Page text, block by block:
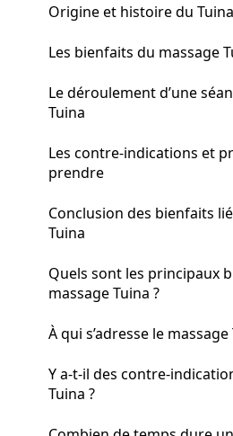
Origine et histoire du Tuina
Les bienfaits du massage
Le déroulement d’une
Tuina
Les contre-indications et
prendre
Conclusion des bienfaits
Tuina
Quels sont les principaux
massage Tuina ?
À qui s’adresse le massage
Y a-t-il des contre-
Tuina ?